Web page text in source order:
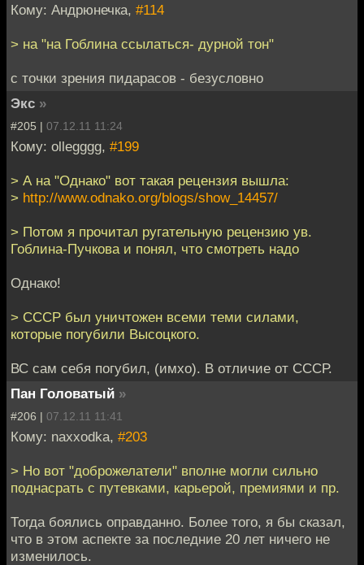
Кому: Андрюнечка, #114
> на "на Гоблина ссылаться- дурной тон"
с точки зрения пидарасов - безусловно
Экс »
#205 | 07.12.11 11:24
Кому: ollegggg, #199
> А на "Однако" вот такая рецензия вышла:
> http://www.odnako.org/blogs/show_14457/
> Потом я прочитал ругательную рецензию ув.
Гоблина-Пучкова и понял, что смотреть надо
Однако!
> СССР был уничтожен всеми теми силами,
которые погубили Высоцкого.
ВС сам себя погубил, (имхо). В отличие от СССР.
Пан Головатый »
#206 | 07.12.11 11:41
Кому: naxxodka, #203
> Но вот "доброжелатели" вполне могли сильно
поднасрать с путевками, карьерой, премиями и пр.
Тогда боялись оправданно. Более того, я бы сказал,
что в этом аспекте за последние 20 лет ничего не
изменилось.